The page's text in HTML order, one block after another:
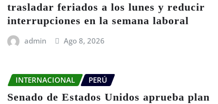
trasladar feriados a los lunes y reducir
interrupciones en la semana laboral
admin Ago 8, 2026
INTERNACIONAL PERÚ
Senado de Estados Unidos aprueba plan